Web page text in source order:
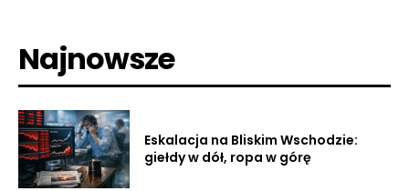
Najnowsze
Eskalacja na Bliskim Wschodzie:
giełdy w dół, ropa w górę